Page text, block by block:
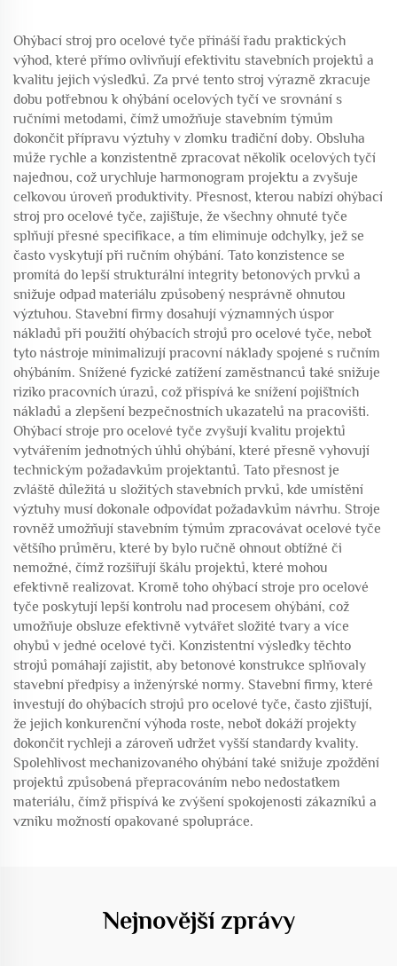
Ohýbací stroj pro ocelové tyče přináší řadu praktických
výhod, které přímo ovlivňují efektivitu stavebních projektů a
kvalitu jejich výsledků. Za prvé tento stroj výrazně zkracuje
dobu potřebnou k ohýbání ocelových tyčí ve srovnání s
ručními metodami, čímž umožňuje stavebním týmům
dokončit přípravu výztuhy v zlomku tradiční doby. Obsluha
může rychle a konzistentně zpracovat několik ocelových tyčí
najednou, což urychluje harmonogram projektu a zvyšuje
celkovou úroveň produktivity. Přesnost, kterou nabízí ohýbací
stroj pro ocelové tyče, zajišťuje, že všechny ohnuté tyče
splňují přesné specifikace, a tím eliminuje odchylky, jež se
často vyskytují při ručním ohýbání. Tato konzistence se
promítá do lepší strukturální integrity betonových prvků a
snižuje odpad materiálu způsobený nesprávně ohnutou
výztuhou. Stavební firmy dosahují významných úspor
nákladů při použití ohýbacích strojů pro ocelové tyče, neboť
tyto nástroje minimalizují pracovní náklady spojené s ručním
ohýbáním. Snížené fyzické zatížení zaměstnanců také snižuje
riziko pracovních úrazů, což přispívá ke snížení pojišťních
nákladů a zlepšení bezpečnostních ukazatelů na pracovišti.
Ohýbací stroje pro ocelové tyče zvyšují kvalitu projektů
vytvářením jednotných úhlů ohýbání, které přesně vyhovují
technickým požadavkům projektantů. Tato přesnost je
zvláště důležitá u složitých stavebních prvků, kde umístění
výztuhy musí dokonale odpovídat požadavkům návrhu. Stroje
rovněž umožňují stavebním týmům zpracovávat ocelové tyče
většího průměru, které by bylo ručně ohnout obtížné či
nemožné, čímž rozšiřují škálu projektů, které mohou
efektivně realizovat. Kromě toho ohýbací stroje pro ocelové
tyče poskytují lepší kontrolu nad procesem ohýbání, což
umožňuje obsluze efektivně vytvářet složité tvary a více
ohybů v jedné ocelové tyči. Konzistentní výsledky těchto
strojů pomáhají zajistit, aby betonové konstrukce splňovaly
stavební předpisy a inženýrské normy. Stavební firmy, které
investují do ohýbacích strojů pro ocelové tyče, často zjišťují,
že jejich konkurenční výhoda roste, neboť dokáží projekty
dokončit rychleji a zároveň udržet vyšší standardy kvality.
Spolehlivost mechanizovaného ohýbání také snižuje zpoždění
projektů způsobená přepracováním nebo nedostatkem
materiálu, čímž přispívá ke zvýšení spokojenosti zákazníků a
vzniku možností opakované spolupráce.
Nejnovější zprávy